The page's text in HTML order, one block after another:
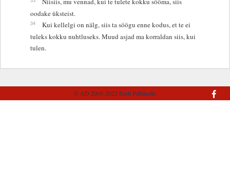
oodake üksteist.
34
Kui kellelgi on nälg, siis ta söögu enne kodus, et te ei
tuleks kokku nuhtluseks. Muud asjad ma korraldan siis, kui
tulen.
© AD 2005-2022Eesti Piibliselts